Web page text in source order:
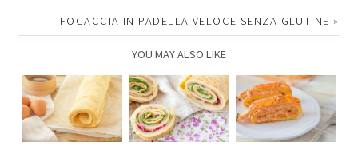
FOCACCIA IN PADELLA VELOCE SENZA GLUTINE »
YOU MAY ALSO LIKE